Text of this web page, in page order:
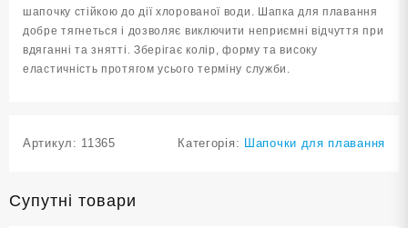
шапочку стійкою до дії хлорованої води. Шапка для плавання
добре тягнеться і дозволяє виключити неприємні відчуття при
вдяганні та знятті. Зберігає колір, форму та високу
еластичність протягом усього терміну служби.
Артикул: 11365 Категорія: Шапочки для плавання
Супутні товари